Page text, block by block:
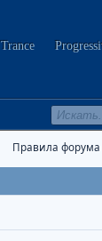
Trance
Правила форума